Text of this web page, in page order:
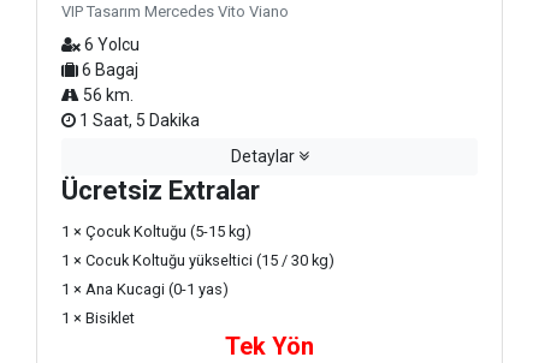
VIP Tasarım Mercedes Vito Viano
6 Yolcu
6 Bagaj
56 km.
1 Saat, 5 Dakika
Detaylar
Ücretsiz Extralar
1 × Çocuk Koltuğu (5-15 kg)
1 × Cocuk Koltuğu yükseltici (15 / 30 kg)
1 × Ana Kucagi (0-1 yas)
1 × Bisiklet
Tek Yön